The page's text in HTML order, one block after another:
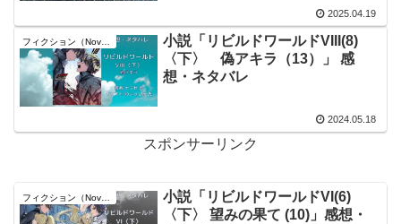
2025.04.19
小説「リビルドワールドVIII(8)
〈下〉 偽アキラ（13）」 感
想・ネタバレ
2024.05.18
スポンサーリンク
小説「リビルドワールドVI(6)
〈下〉 望みの果て (10)」感想・